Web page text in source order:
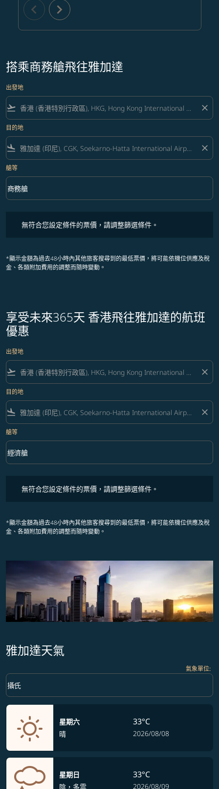
chevron_left chevron_right
搭乘商務艙飛往雅加達
出發地
flight_takeoff close
目的地
flight_land close
艙等
艙等 option 商務艙 Selected
商務艙
keyboard_arrow_down
無符合您設定條件的票價，請調整篩選條件。
*顯示金額為過去48小時內其他旅客搜尋到的最低票價，將可能依機位供應及稅
金、各類附加費用的調整而隨時變動。
享受未來365天 香港飛往雅加達的航班
優惠
出發地
flight_takeoff close
目的地
flight_land close
艙等
艙等 option 經濟艙 Selected
經濟艙
keyboard_arrow_down
無符合您設定條件的票價，請調整篩選條件。
*顯示金額為過去48小時內其他旅客搜尋到的最低票價，將可能依機位供應及稅
金、各類附加費用的調整而隨時變動。
雅加達天氣
氣象單位:
Weather unit option 攝氏 Selected
攝氏
keyboard_arrow_down
星期六
晴
33°C
2026/08/08
星期日
陰，多雲
33°C
2026/08/09